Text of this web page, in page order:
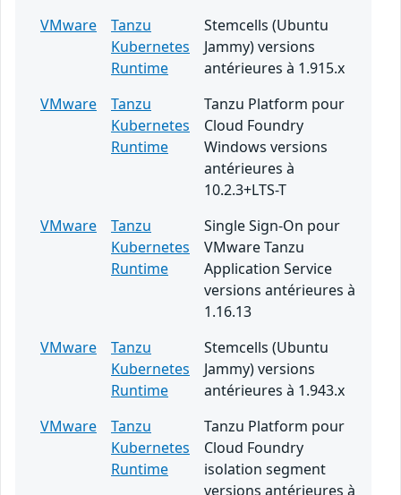
VMware
Tanzu
Kubernetes
Runtime
Stemcells (Ubuntu
Jammy) versions
antérieures à 1.915.x
VMware
Tanzu
Kubernetes
Runtime
Tanzu Platform pour
Cloud Foundry
Windows versions
antérieures à
10.2.3+LTS-T
VMware
Tanzu
Kubernetes
Runtime
Single Sign-On pour
VMware Tanzu
Application Service
versions antérieures à
1.16.13
VMware
Tanzu
Kubernetes
Runtime
Stemcells (Ubuntu
Jammy) versions
antérieures à 1.943.x
VMware
Tanzu
Kubernetes
Runtime
Tanzu Platform pour
Cloud Foundry
isolation segment
versions antérieures à